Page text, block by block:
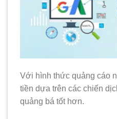
Với hình thức quảng cáo
tiền dựa trên các chiến
quảng bá tốt hơn.